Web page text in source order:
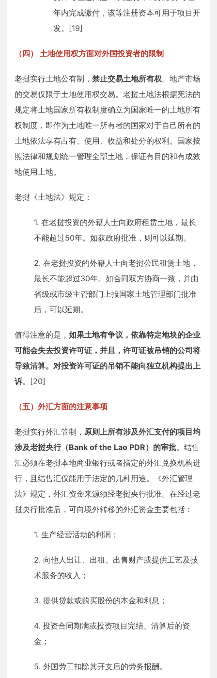
年内完成缴付，该等注册资本可用于项目开
发。[19]
（四） 土地使用权方面对外国投资者的限制
老挝实行土地公有制， 禁止交易土地所有权。地产市场
的交易仅限于土地使用权交易。老挝土地法根据宪法的
规定将土地国家所有权制度确立为国家唯一的土地所有
权制度，即作为土地唯一所有者的国家对于自己所有的
土地依法享有占有、使用、收益和处分的权利。国家按
照法律和规划统一管理全部土地，保证有目的和有成效
地使用土地。
老挝《土地法》规定：
1. 在老挝投资的外籍人士向政府租赁土地，最长
不能超过50年。如获政府批准，则可以延期。
2. 在老挝投资的外籍人士向老挝公民租赁土地，
最长不能超过30年。如合同双方协商一致，并由
省级或市级主管部门上报国家土地管理部门批准
后，可以延期。
值得注意的是， 如果土地有争议，依靠特定地块的企业
可能会失去投资许可证，并且，许可证被吊销的公司将
导致清算。对投资许可证的吊销不能向独立机构提出上
诉。[20]
（五）外汇方面的注意事项
老挝实行外汇管制， 原则上所有涉及外汇支付的项目均
涉及老挝央行（Bank of the Lao PDR）的审批。结售
汇必须在老挝本地商业银行或者指定的外汇兑换机构进
行，且结售汇仅能用于法定的几种用途。《外汇管理
法》规定，外汇资金来源须经老挝央行批准。在经过老
挝央行批准后，可向境外转移的外汇资金主要包括：
1. 生产经营活动的利润；
2. 向他人出让、出租、出售财产或提供工艺及技
术服务的收入；
3. 提供贷款或购买股份的本金和利息；
4. 投资合同期满或投资项目完结、清算后的资
金；
5. 外国劳工扣除其开支后的劳务报酬。